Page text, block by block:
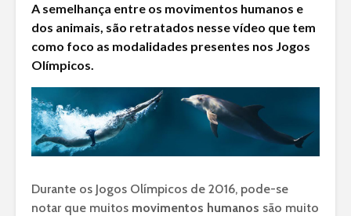
A semelhança entre os movimentos humanos e
dos animais, são retratados nesse vídeo que tem
como foco as modalidades presentes nos Jogos
Olímpicos.
Durante os Jogos Olímpicos de 2016, pode-se
notar que muitos movimentos humanos são muito